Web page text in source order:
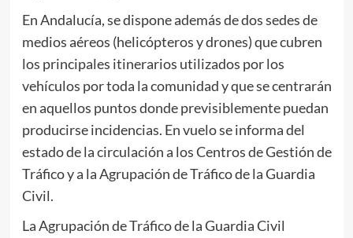
En Andalucía, se dispone además de dos sedes de
medios aéreos (helicópteros y drones) que cubren
los principales itinerarios utilizados por los
vehículos por toda la comunidad y que se centrarán
en aquellos puntos donde previsiblemente puedan
producirse incidencias. En vuelo se informa del
estado de la circulación a los Centros de Gestión de
Tráfico y a la Agrupación de Tráfico de la Guardia
Civil.
La Agrupación de Tráfico de la Guardia Civil